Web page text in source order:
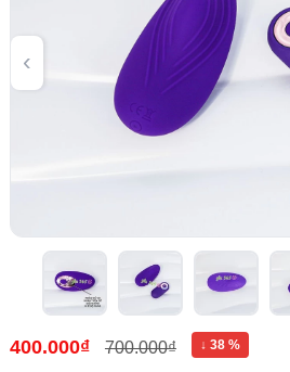
400.000₫ 700.000₫ ↓ 38 %